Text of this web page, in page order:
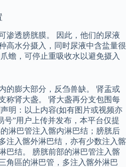
渗透膀胱膜。 因此，他们的尿液
高水分摄入，同时尿液中含盐量很
蟾，可停止重吸收水以避免摄入
的膨大部分，反刍兽缺。 肾盂或
称肾大盏。 肾大盏再分支包围每
明：以上内容(如有图片或视频亦
号”用户上传并发布，本平台仅提
淋巴管注入髂内淋巴结；膀胱后
注入髂外淋巴结，亦有少数注入髂
巴结。 膀胱前部的淋巴管注入髂
角區的淋巴管，多注入髂外淋巴